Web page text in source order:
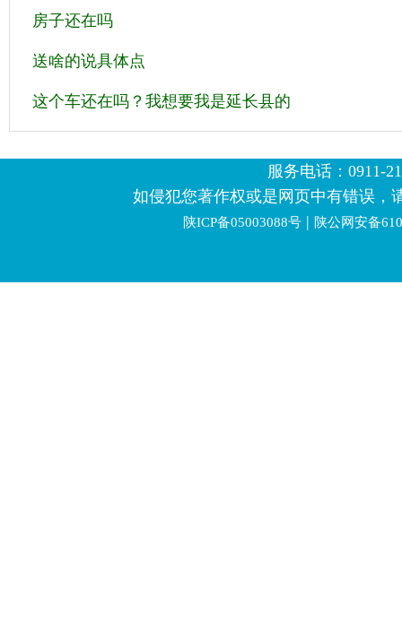
房子还在吗
送啥的说具体点
这个车还在吗？我想要我是延长县的
服务电话：0911-
如侵犯您著作权或是网页中有错误，
陕ICP备05003088号 | 陕公网安备